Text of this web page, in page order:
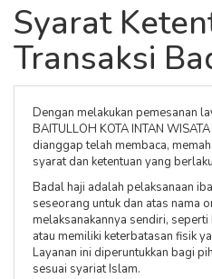
Syarat
Transaksi
Dengan melakukan pemesanan
BAITULLOH KOTA INTAN
dianggap telah membaca,
syarat dan ketentuan yang
Badal haji adalah pelaksanaan
seseorang untuk dan atas nama
melaksanakannya sendiri,
atau memiliki keterbatasan fisik
Layanan ini diperuntukkan bagi
sesuai syariat Islam.